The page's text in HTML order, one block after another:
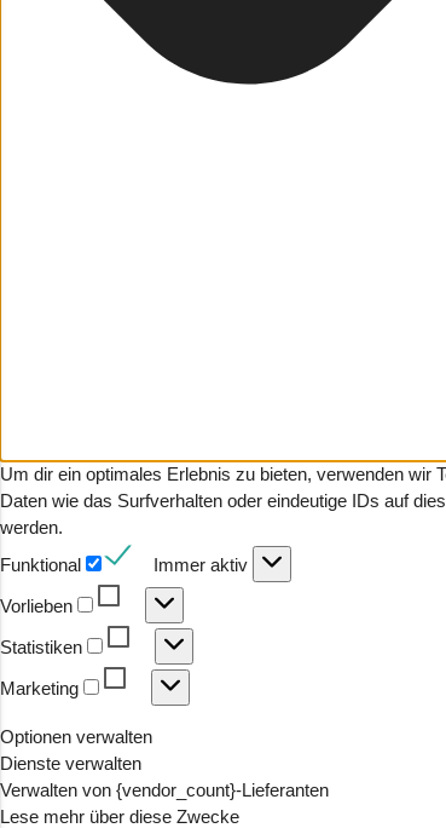
Um dir ein optimales Erlebnis zu bieten, verwenden wir
Daten wie das Surfverhalten oder eindeutige IDs auf
werden.
Funktional
Funktional
Immer aktiv
Vorlieben
Vorlieben
Statistiken Statistiken
Marketing Marketing
Optionen verwalten
Dienste verwalten
Verwalten von {vendor_count}-Lieferanten
Lese mehr über diese Zwecke